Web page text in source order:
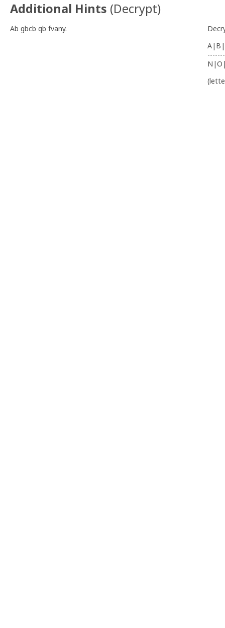
Additional Hints (Decrypt)
Ab gbcb qb fvany.